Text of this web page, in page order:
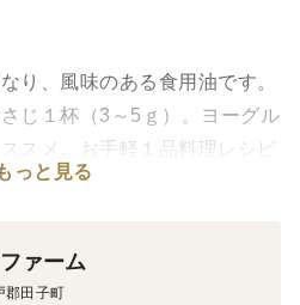
り、風味のある食用油です。
じ１杯（3～5ｇ）。ヨーグル
スメ。お手軽１品料理レシピ
間中農薬・化成肥料不使用
っと見る
ァーム
郡田子町